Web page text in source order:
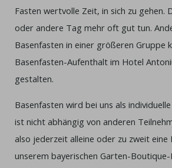
Fasten wertvolle Zeit, in sich zu gehen.
oder andere Tag mehr oft gut tun.
Basenfasten in einer größeren Gruppe
Basenfasten-Aufenthalt im Hotel
gestalten.
Basenfasten wird bei uns als
ist nicht abhängig von anderen
also jederzeit alleine oder zu zweit eine
unserem bayerischen Garten-